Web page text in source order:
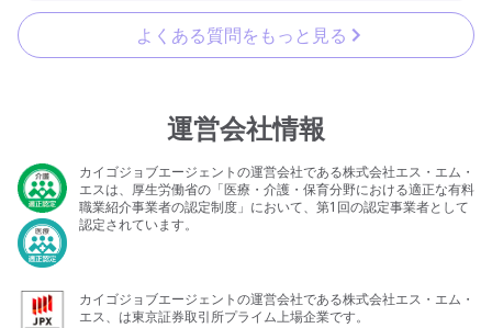
よくある質問をもっと見る
運営会社情報
カイゴジョブエージェントの運営会社である株式会社エス・エム・
エスは、厚生労働省の「医療・介護・保育分野における適正な有料
職業紹介事業者の認定制度」において、第1回の認定事業者として
認定されています。
カイゴジョブエージェントの運営会社である株式会社エス・エム・
エス、は東京証券取引所プライム上場企業です。